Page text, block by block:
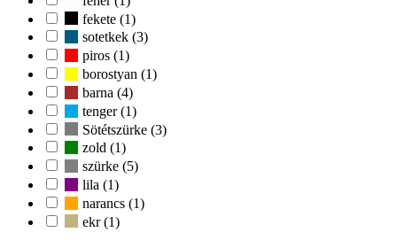
fekete (1)
sotetkek (3)
piros (1)
borostyan (1)
barna (4)
tenger (1)
Sötétszürke (3)
zold (1)
szürke (5)
lila (1)
narancs (1)
ekr (1)